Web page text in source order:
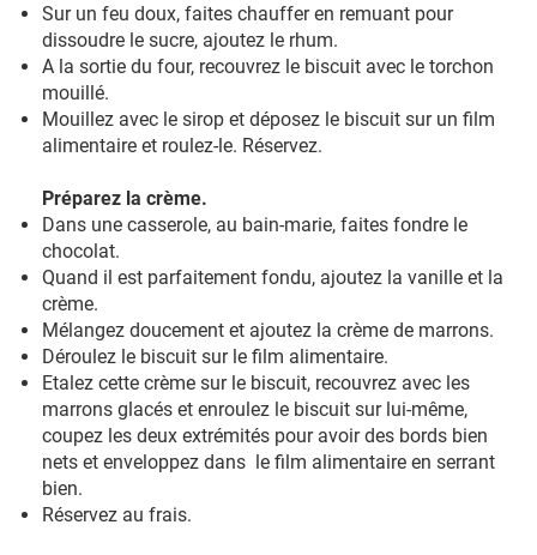
Sur un feu doux, faites chauffer en remuant pour
dissoudre le sucre, ajoutez le rhum.
A la sortie du four, recouvrez le biscuit avec le torchon
mouillé.
Mouillez avec le sirop et déposez le biscuit sur un film
alimentaire et roulez-le. Réservez.
Préparez la crème.
Dans une casserole, au bain-marie, faites fondre le
chocolat.
Quand il est parfaitement fondu, ajoutez la vanille et la
crème.
Mélangez doucement et ajoutez la crème de marrons.
Déroulez le biscuit sur le film alimentaire.
Etalez cette crème sur le biscuit, recouvrez avec les
marrons glacés et enroulez le biscuit sur lui-même,
coupez les deux extrémités pour avoir des bords bien
nets et enveloppez dans le film alimentaire en serrant
bien.
Réservez au frais.